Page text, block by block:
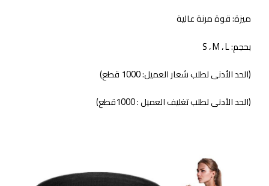
ميزة: قوة مرنة عالية
بحجم: S ، M ، L
(الحد الأدنى لطلب شعار العميل: 1000 قطع)
(الحد الأدنى لطلب تغليف العميل : 1000قطع)